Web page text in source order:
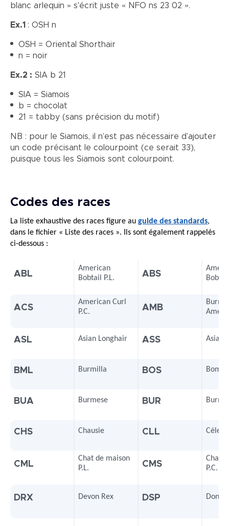
blanc arlequin » s'écrit juste « NFO ns 23 02 ».
Ex.1 : OSH n
OSH = Oriental Shorthair
n = noir
Ex.2 : SIA b 21
SIA = Siamois
b = chocolat
21 = tabby (sans précision du motif)
NB : pour le Siamois, il n’est pas nécessaire d’ajouter
un code précisant le colourpoint (ce serait 33),
puisque tous les Siamois sont colourpoint.
Codes des races
La liste exhaustive des races figure au guide des standards,
dans le fichier « Liste des races ». Ils sont également rappelés
ci-dessous :
ABL
American
Bobtail P.L.
ABS
ACS
American Curl
P.C.
AMB
ASL Asian Longhair ASS Asian
BML Burmilla BOS
BUA Burmese BUR
CHS Chausie CLL
CML
Chat de maison
P.L.
CMS
Chat
P.C.
DRX Devon Rex DSP